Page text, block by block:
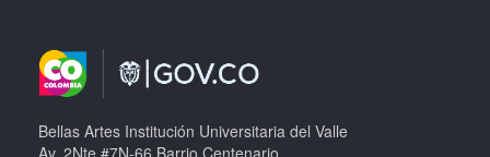
Bellas Artes Institución Universitaria del Valle
Av. 2Nte #7N-66 Barrio Centenario